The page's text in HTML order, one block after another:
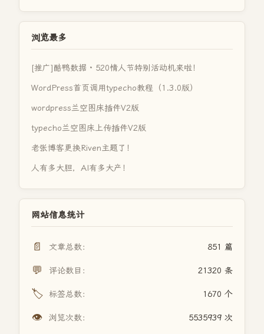
浏览最多
[推广]酷鸭数据 · 520情人节特别活动机来啦！
WordPress首页调用typecho教程（1.3.0版）
wordpress兰空图床插件V2版
typecho兰空图床上传插件V2版
老张博客更换Riven主题了！
人有多大胆，AI有多大产！
网站信息统计
📄 文章总数： 851 篇
💬 评论数目： 21320 条
🏷️ 标签总数： 1670 个
👁️ 浏览次数： 5535939 次